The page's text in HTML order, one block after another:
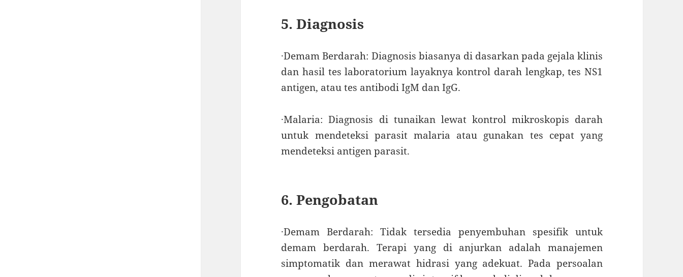
5. Diagnosis
·Demam Berdarah: Diagnosis biasanya di dasarkan pada gejala klinis
dan hasil tes laboratorium layaknya kontrol darah lengkap, tes NS1
antigen, atau tes antibodi IgM dan IgG.
·Malaria: Diagnosis di tunaikan lewat kontrol mikroskopis darah
untuk mendeteksi parasit malaria atau gunakan tes cepat yang
mendeteksi antigen parasit.
6. Pengobatan
·Demam Berdarah: Tidak tersedia penyembuhan spesifik untuk
demam berdarah. Terapi yang di anjurkan adalah manajemen
simptomatik dan merawat hidrasi yang adekuat. Pada persoalan